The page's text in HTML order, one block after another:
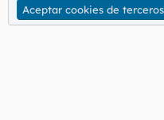
Aceptar cookies de terceros